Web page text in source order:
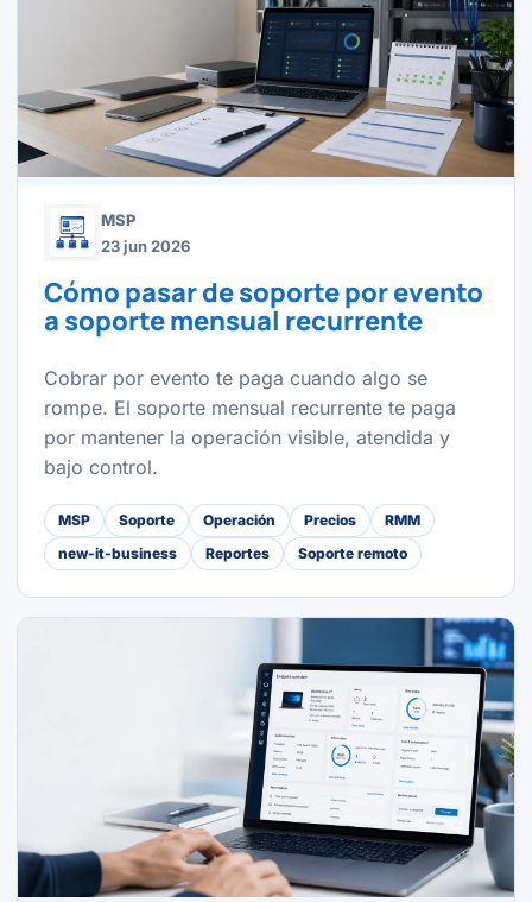
MSP
23 jun 2026
Cómo pasar de soporte por evento
a soporte mensual recurrente
Cobrar por evento te paga cuando algo se
rompe. El soporte mensual recurrente te paga
por mantener la operación visible, atendida y
bajo control.
MSP Soporte Operación Precios
RMM
new-it-business
Reportes Soporte remoto